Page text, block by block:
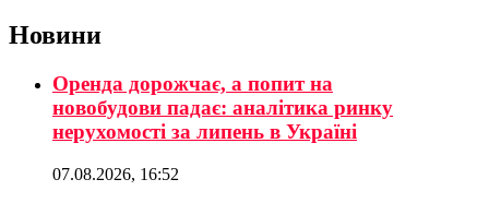
Новини
Оренда дорожчає, а попит на
новобудови падає: аналітика ринку
нерухомості за липень в Україні
07.08.2026, 16:52